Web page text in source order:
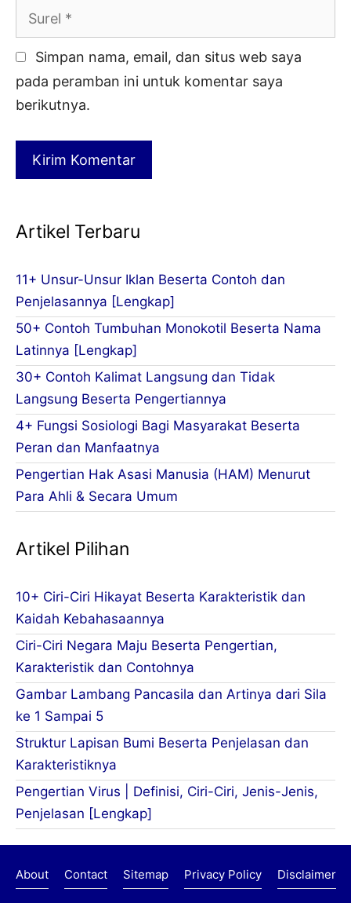
Surel
Simpan nama, email, dan situs web saya
pada peramban ini untuk komentar saya
berikutnya.
Artikel Terbaru
11+ Unsur-Unsur Iklan Beserta Contoh dan
Penjelasannya [Lengkap]
50+ Contoh Tumbuhan Monokotil Beserta Nama
Latinnya [Lengkap]
30+ Contoh Kalimat Langsung dan Tidak
Langsung Beserta Pengertiannya
4+ Fungsi Sosiologi Bagi Masyarakat Beserta
Peran dan Manfaatnya
Pengertian Hak Asasi Manusia (HAM) Menurut
Para Ahli & Secara Umum
Artikel Pilihan
10+ Ciri-Ciri Hikayat Beserta Karakteristik dan
Kaidah Kebahasaannya
Ciri-Ciri Negara Maju Beserta Pengertian,
Karakteristik dan Contohnya
Gambar Lambang Pancasila dan Artinya dari Sila
ke 1 Sampai 5
Struktur Lapisan Bumi Beserta Penjelasan dan
Karakteristiknya
Pengertian Virus | Definisi, Ciri-Ciri, Jenis-Jenis,
Penjelasan [Lengkap]
About Contact Sitemap Privacy Policy Disclaimer